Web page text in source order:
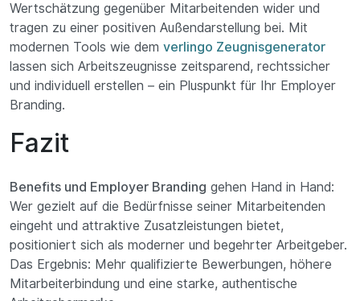
Wertschätzung gegenüber Mitarbeitenden wider und
tragen zu einer positiven Außendarstellung bei. Mit
modernen Tools wie dem verlingo Zeugnisgenerator
lassen sich Arbeitszeugnisse zeitsparend, rechtssicher
und individuell erstellen – ein Pluspunkt für Ihr Employer
Branding.
Fazit
Benefits und Employer Branding gehen Hand in Hand:
Wer gezielt auf die Bedürfnisse seiner Mitarbeitenden
eingeht und attraktive Zusatzleistungen bietet,
positioniert sich als moderner und begehrter Arbeitgeber.
Das Ergebnis: Mehr qualifizierte Bewerbungen, höhere
Mitarbeiterbindung und eine starke, authentische